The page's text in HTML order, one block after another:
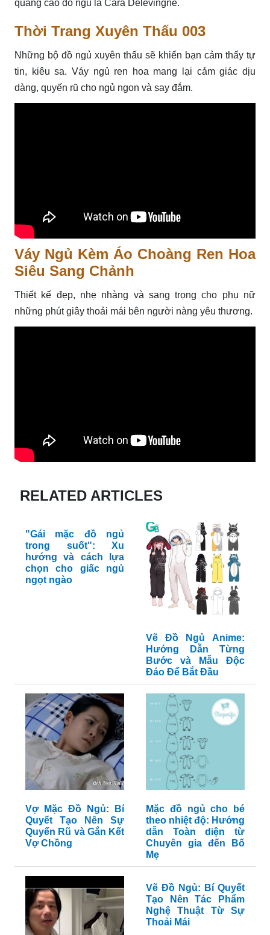
quảng cáo đồ ngủ là Cara Delevingne.
Thời Trang Xuyên Thấu 003
Những bộ đồ ngủ xuyên thấu sẽ khiến bạn cảm thấy tự
tin, kiêu sa. Váy ngủ ren hoa mang lại cảm giác dịu
dàng, quyến rũ cho ngủ ngon và say đắm.
Váy Ngủ Kèm Áo Choàng Ren Hoa
Siêu Sang Chảnh
Thiết kế đẹp, nhẹ nhàng và sang trọng cho phụ nữ
những phút giây thoải mái bên người nàng yêu thương.
RELATED ARTICLES
"Gái mặc đồ ngủ
trong suốt": Xu
hướng và cách lựa
chọn cho giấc ngủ
ngọt ngào
Vẽ Đồ Ngủ Anime:
Hướng Dẫn Từng
Bước và Mẫu Độc
Đáo Để Bắt Đầu
Vợ Mặc Đồ Ngủ: Bí
Quyết Tạo Nên Sự
Quyến Rũ và Gắn Kết
Vợ Chồng
Mặc đồ ngủ cho bé
theo nhiệt độ: Hướng
dẫn Toàn diện từ
Chuyên gia đến Bố
Mẹ
Vẽ Đồ Ngủ: Bí Quyết
Tạo Nên Tác Phẩm
Nghệ Thuật Từ Sự
Thoải Mái